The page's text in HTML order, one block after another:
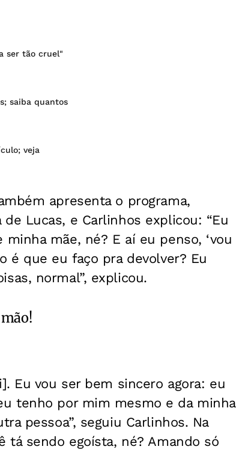
ser tão cruel"
saiba quantos
veja
apresenta o programa,
Lucas, e Carlinhos explicou: “Eu
mãe, né? E aí eu penso, ‘vou
é que eu faço pra devolver? Eu
normal”, explicou.
Eu vou ser bem sincero agora: eu
tenho por mim mesmo e da minha
pessoa”, seguiu Carlinhos. Na
tá sendo egoísta, né? Amando só